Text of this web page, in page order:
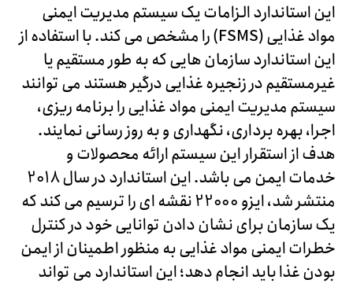
این استاندارد الزامات یک سیستم مدیریت ایمنی
مواد غذایی (FSMS) را مشخص می کند. با استفاده از
این استاندارد سازمان هایی که به طور مستقیم یا
غیرمستقیم در زنجیره غذایی درگیر هستند می توانند
سیستم مدیریت ایمنی مواد غذایی را برنامه ریزی،
اجرا، بهره برداری، نگهداری و به روز رسانی نمایند.
هدف از استقرار این سیستم ارائه محصولات و
خدمات ایمن می باشد. این استاندارد در سال 2018
منتشر شد، ایزو 22000 نقشه ای را ترسیم می کند که
یک سازمان برای نشان دادن توانایی خود در کنترل
خطرات ایمنی مواد غذایی به منظور اطمینان از ایمن
بودن غذا باید انجام دهد؛ این استاندارد می تواند